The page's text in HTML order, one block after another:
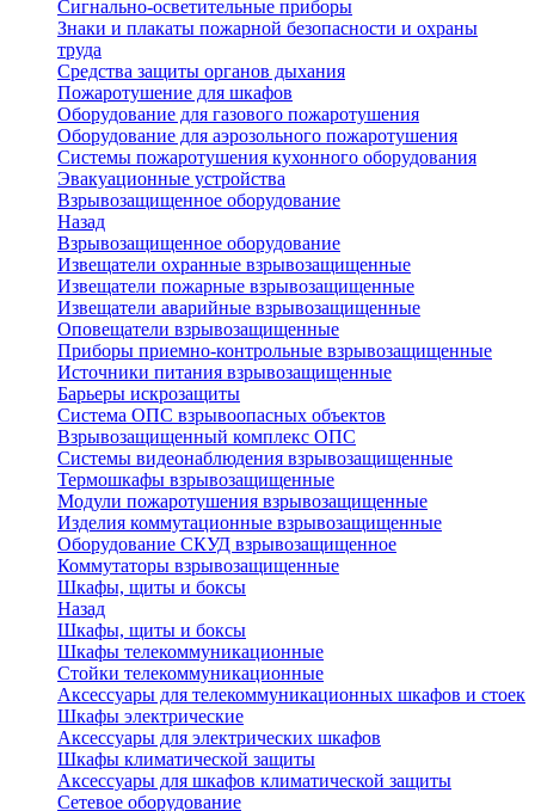
Сигнально-осветительные приборы
Знаки и плакаты пожарной безопасности и охраны
труда
Средства защиты органов дыхания
Пожаротушение для шкафов
Оборудование для газового пожаротушения
Оборудование для аэрозольного пожаротушения
Системы пожаротушения кухонного оборудования
Эвакуационные устройства
Взрывозащищенное оборудование
Назад
Взрывозащищенное оборудование
Извещатели охранные взрывозащищенные
Извещатели пожарные взрывозащищенные
Извещатели аварийные взрывозащищенные
Оповещатели взрывозащищенные
Приборы приемно-контрольные взрывозащищенные
Источники питания взрывозащищенные
Барьеры искрозащиты
Система ОПС взрывоопасных объектов
Взрывозащищенный комплекс ОПС
Системы видеонаблюдения взрывозащищенные
Термошкафы взрывозащищенные
Модули пожаротушения взрывозащищенные
Изделия коммутационные взрывозащищенные
Оборудование СКУД взрывозащищенное
Коммутаторы взрывозащищенные
Шкафы, щиты и боксы
Назад
Шкафы, щиты и боксы
Шкафы телекоммуникационные
Стойки телекоммуникационные
Аксессуары для телекоммуникационных шкафов и стоек
Шкафы электрические
Аксессуары для электрических шкафов
Шкафы климатической защиты
Аксессуары для шкафов климатической защиты
Сетевое оборудование